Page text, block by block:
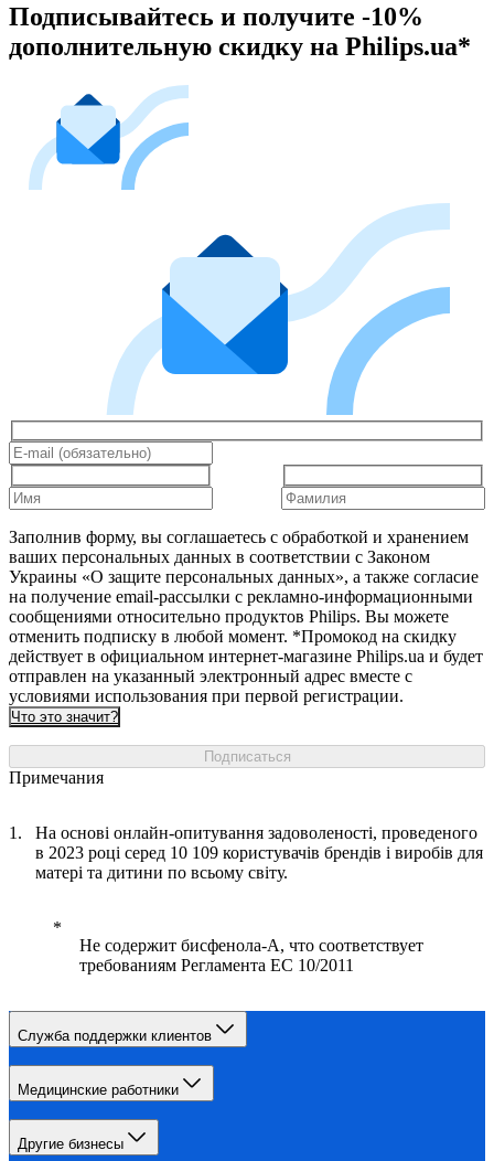
Подписывайтесь и получите -10%
дополнительную скидку на Philips.ua*
Заполнив форму, вы соглашаетесь с обработкой и хранением
ваших персональных данных в соответствии с Законом
Украины «О защите персональных данных», а также согласие
на получение email-рассылки с рекламно-информационными
сообщениями относительно продуктов Philips. Вы можете
отменить подписку в любой момент. *Промокод на скидку
действует в официальном интернет-магазине Philips.ua и будет
отправлен на указанный электронный адрес вместе с
условиями использования при первой регистрации.
Что это значит?
Подписаться
Примечания
На основі онлайн-опитування задоволеності, проведеного
в 2023 році серед 10 109 користувачів брендів і виробів для
матері та дитини по всьому світу.
Не содержит бисфенола-А, что соответствует
требованиям Регламента ЕС 10/2011
Служба поддержки клиентов
Медицинские работники
Другие бизнесы